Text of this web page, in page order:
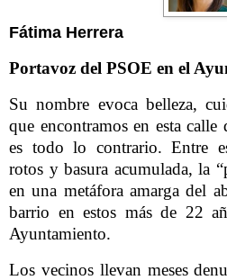
Fátima Herrera
Portavoz del PSOE en el
Su nombre evoca belleza,
que encontramos en esta
es todo lo contrario. Entre
rotos y basura acumulada, la
en una metáfora amarga del
barrio en estos más de 22
Ayuntamiento.
Los vecinos llevan meses